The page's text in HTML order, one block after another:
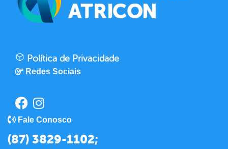
Política de Privacidade
Redes Sociais
Fale Conosco
(87) 3829-1102;